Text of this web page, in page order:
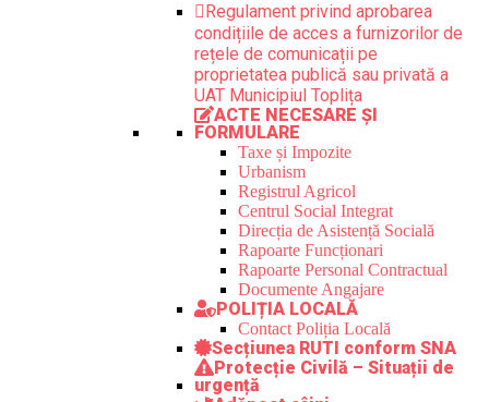
Regulament privind aprobarea
condițiile de acces a furnizorilor de
rețele de comunicații pe
proprietatea publică sau privată a
UAT Municipiul Toplița
ACTE NECESARE ȘI
FORMULARE
Taxe și Impozite
Urbanism
Registrul Agricol
Centrul Social Integrat
Direcția de Asistență Socială
Rapoarte Funcționari
Rapoarte Personal Contractual
Documente Angajare
POLIȚIA LOCALĂ
Contact Poliția Locală
Secțiunea RUTI conform SNA
Protecție Civilă – Situații de
urgență